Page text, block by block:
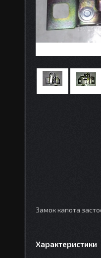
Замок капота
Характеристики